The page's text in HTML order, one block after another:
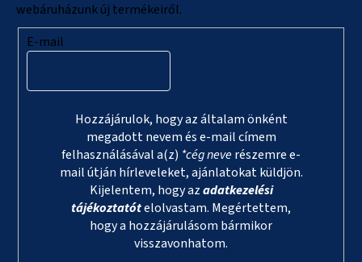
webáruházunk új termékeiről.
E-mail
Hozzájárulok, hogy az általam önként
megadott nevem és e-mail címem
felhasználásával a(z) *cég neverészemre e-
mail útján hírleveleket, ajánlatokat küldjön.
Kijelentem, hogy azadatkezelési
tájékoztatótelolvastam. Megértettem,
hogy a hozzájárulásom bármikor
visszavonhatom.